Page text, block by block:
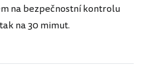
na bezpečnostní kontrolu
na 30 mimut.